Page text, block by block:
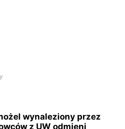
wynaleziony przez
z UW odmieni